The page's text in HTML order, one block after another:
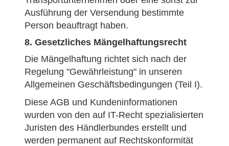
Ausführung der Versendung bestimmte
Person beauftragt haben.
8. Gesetzliches Mängelhaftungsrecht
Die Mängelhaftung richtet sich nach der
Regelung "Gewährleistung" in unseren
Allgemeinen Geschäftsbedingungen (Teil I).
Diese AGB und Kundeninformationen
wurden von den auf IT-Recht spezialisierten
Juristen des Händlerbundes erstellt und
werden permanent auf Rechtskonformität